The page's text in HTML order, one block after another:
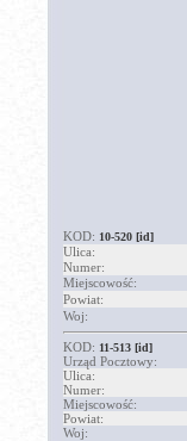
KOD: 10-520 [id]
Ulica:
Numer:
Miejscowość:
Powiat:
Woj:
KOD: 11-513 [id]
Urząd Pocztowy:
Ulica:
Numer:
Miejscowość:
Powiat:
Woj: